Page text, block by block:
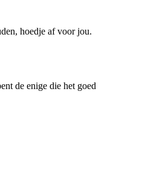
hoedje af voor jou.
de enige die het goed